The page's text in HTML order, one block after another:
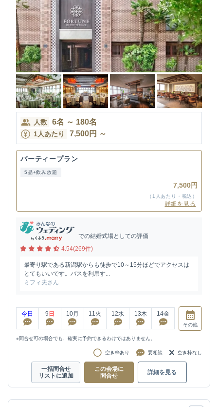
人数 6名 ～ 180名
1人あたり 7,500円 ～
パーティープラン
5品+飲み放題
7,500円
（1人あたり・税込）
詳細を見る
での結婚式場としての評価
4.54(269件)
最寄り駅である新潟駅からも徒歩で10～15分ほどでアクセスは
とてもいいです。バスを利用す...
ミフィ夫さん
今日 9 日 10月 11火 12水 13木 14金
その他
※問合せ可の場合でも、確実に予約できるわけではありません。
空き枠あり 要相談 空き枠なし
一括問合せ
リストに追加
この会場に
問合せ
詳細を見る